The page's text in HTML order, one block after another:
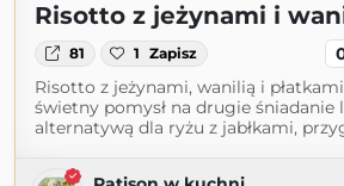
Risotto z jeżynami i
81 1 Zapisz
Risotto z jeżynami, wanilią i
świetny pomysł na drugie śniadanie
alternatywą dla ryżu z jabłkami,